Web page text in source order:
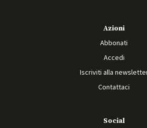
Azioni
Abbonati
Accedi
Iscriviti alla
Contattaci
Social